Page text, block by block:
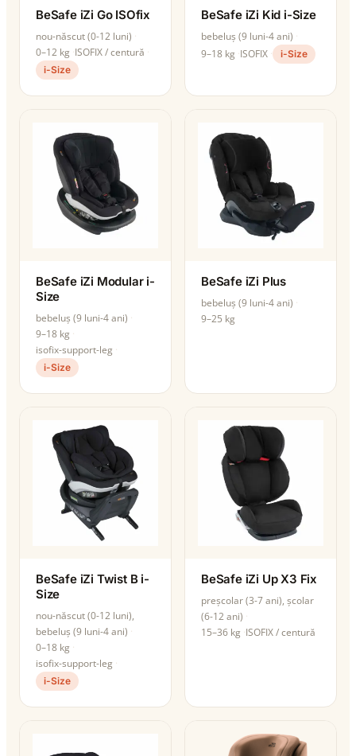
BeSafe iZi Go ISOfix
nou-născut (0-12 luni)
0–12 kg ISOFIX / centură
i-Size
BeSafe iZi Kid i-Size
bebeluș (9 luni-4 ani)
9–18 kg ISOFIX i-Size
BeSafe iZi Modular i-
Size
bebeluș (9 luni-4 ani)
9–18 kg
isofix-support-leg
i-Size
BeSafe iZi Plus
bebeluș (9 luni-4 ani)
9–25 kg
BeSafe iZi Twist B i-
Size
nou-născut (0-12 luni),
bebeluș (9 luni-4 ani)
0–18 kg
isofix-support-leg
i-Size
BeSafe iZi Up X3 Fix
preșcolar (3-7 ani), școlar
(6-12 ani)
15–36 kg ISOFIX / centură